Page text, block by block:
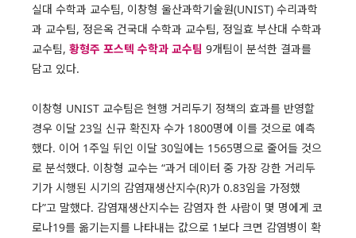
실대 수학과 교수팀, 이창형 울산과학기술원(UNIST) 수리과학
과 교수팀, 정은옥 건국대 수학과 교수팀, 정일효 부산대 수학과
교수팀, 황형주 포스텍 수학과 교수팀 9개팀이 분석한 결과를
담고 있다.
이창형 UNIST 교수팀은 현행 거리두기 정책의 효과를 반영할
경우 이달 23일 신규 확진자 수가 1800명에 이를 것으로 예측
했다. 이어 1주일 뒤인 이달 30일에는 1565명으로 줄어들 것으
로 분석했다. 이창형 교수는 “과거 데이터 중 가장 강한 거리두
기가 시행된 시기의 감염재생산지수(R)가 0.83임을 가정했
다”고 말했다. 감염재생산지수는 감염자 한 사람이 몇 명에게 코
로나19를 옮기는지를 나타내는 값으로 1보다 크면 감염병이 확